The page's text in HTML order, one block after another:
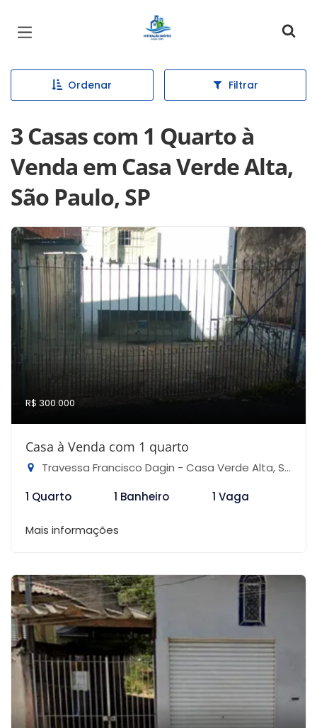
Página inicial
Ordenar Filtrar
3 Casas com 1 Quarto à
Venda em Casa Verde Alta,
São Paulo, SP
R$ 300.000
Casa à Venda com 1 quarto
Travessa Francisco Dagin - Casa Verde Alta, São Paulo-SP
1 Quarto
1 Banheiro 1 Vaga
Mais informações